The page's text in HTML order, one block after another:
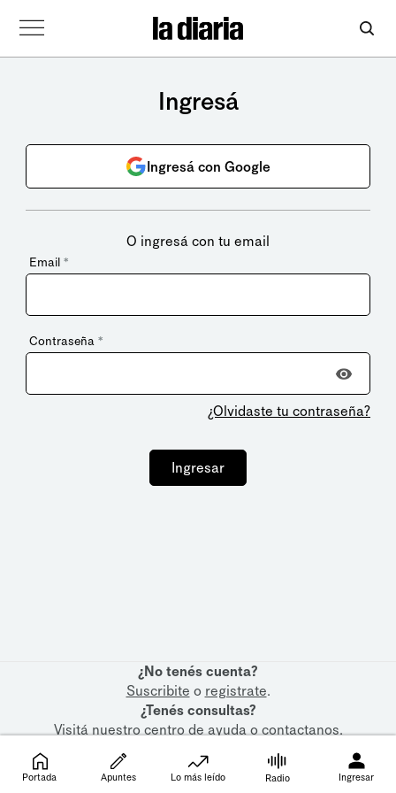
Ingresá
Ingresá con Google
O ingresá con tu email
Email *
Contraseña *
¿Olvidaste tu contraseña?
Ingresar
¿No tenés cuenta?
Suscribite o registrate.
¿Tenés consultas?
Visitá nuestrocentro de ayudaocontactanos.
Portada Apuntes Lo más leído Radio Ingresar